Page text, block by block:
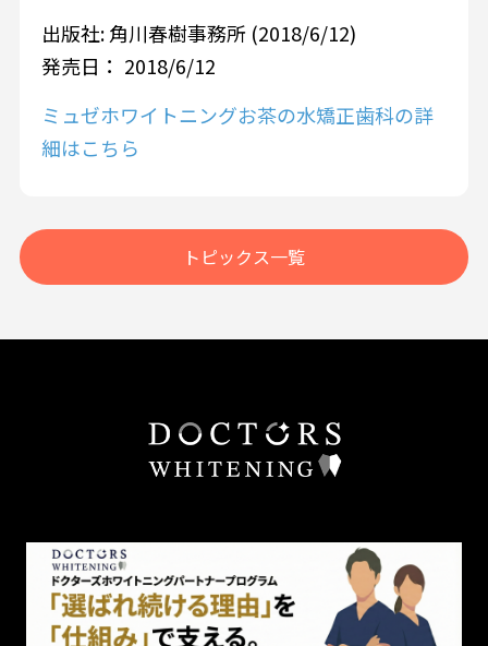
出版社: 角川春樹事務所 (2018/6/12)
発売日： 2018/6/12
ミュゼホワイトニングお茶の水矯正歯科の詳
細はこちら
トピックス一覧